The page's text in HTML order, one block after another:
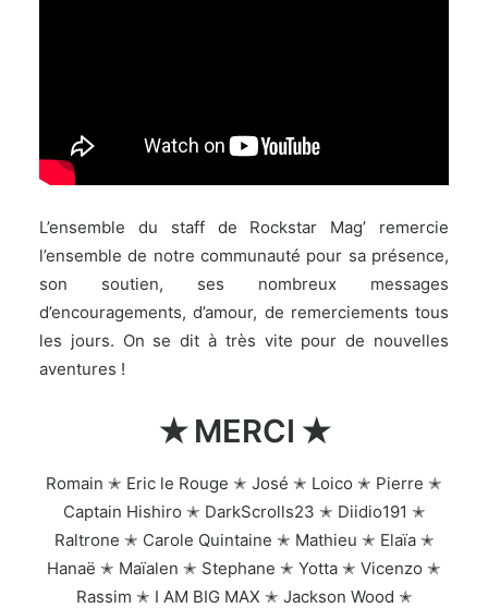
L’ensemble du staff de Rockstar Mag’ remercie
l’ensemble de notre communauté pour sa présence,
son soutien, ses nombreux messages
d’encouragements, d’amour, de remerciements tous
les jours. On se dit à très vite pour de nouvelles
aventures !
✭ MERCI ✭
Romain ✭ Eric le Rouge ✭ José ✭ Loico ✭ Pierre ✭
Captain Hishiro ✭ DarkScrolls23 ✭ Diidio191 ✭
Raltrone ✭ Carole Quintaine ✭ Mathieu ✭ Elaïa ✭
Hanaë ✭ Maïalen ✭ Stephane ✭ Yotta ✭ Vicenzo ✭
Rassim ✭ I AM BIG MAX ✭ Jackson Wood ✭